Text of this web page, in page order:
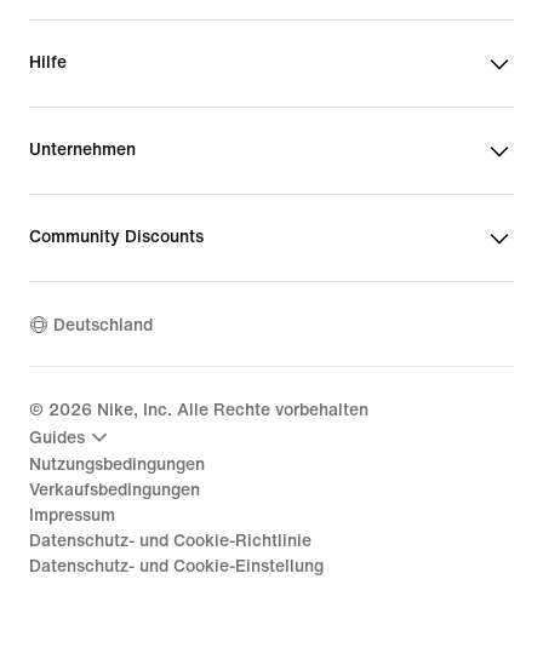
Hilfe
Unternehmen
Community Discounts
Deutschland
© 2026 Nike, Inc. Alle Rechte vorbehalten
Guides
Nutzungsbedingungen
Verkaufsbedingungen
Impressum
Datenschutz- und Cookie-Richtlinie
Datenschutz- und Cookie-Einstellung